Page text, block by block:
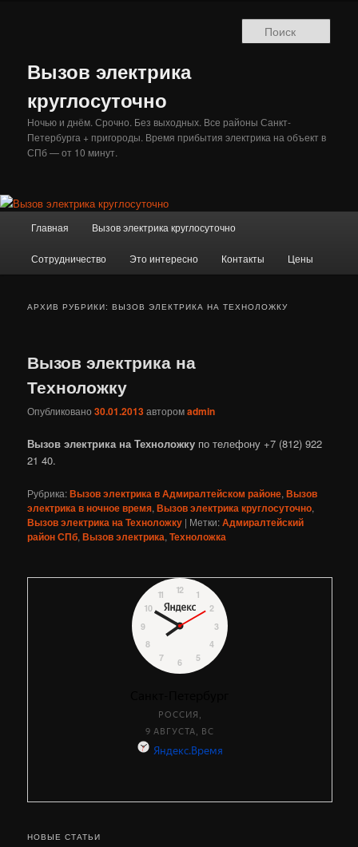
Вызов электрика
круглосуточно
Ночью и днём. Срочно. Без выходных. Все районы Санкт-
Петербурга + пригороды. Время прибытия электрика на объект в
СПб — от 10 минут.
Главная Вызов электрика круглосуточно
Сотрудничество Это интересно Контакты Цены
АРХИВ РУБРИКИ:ВЫЗОВ ЭЛЕКТРИКА НА ТЕХНОЛОЖКУ
Вызов электрика на
Техноложку
Опубликовано30.01.2013авторомadmin
Вызов электрика на Техноложку по телефону +7 (812) 922
21 40.
Рубрика:Вызов электрика в Адмиралтейском районе,Вызов
электрика в ночное время,Вызов электрика круглосуточно,
Вызов электрика на Техноложку | Метки:Адмиралтейский
район СПб,Вызов электрика,Техноложка
НОВЫЕ СТАТЬИ